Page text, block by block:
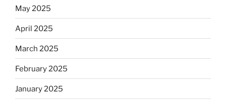
May 2025
April 2025
March 2025
February 2025
January 2025